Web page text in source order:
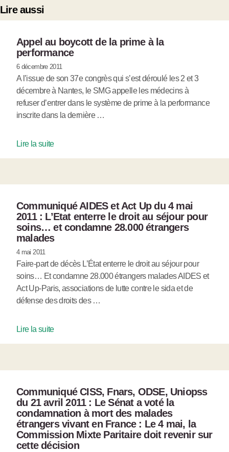
Lire aussi
Appel au boycott de la prime à la
performance
6 décembre 2011
A l’issue de son 37e congrès qui s’est déroulé les 2 et 3
décembre à Nantes, le SMG appelle les médecins à
refuser d’entrer dans le système de prime à la performance
inscrite dans la dernière …
Lire la suite
Communiqué AIDES et Act Up du 4 mai
2011 : L’Etat enterre le droit au séjour pour
soins… et condamne 28.000 étrangers
malades
4 mai 2011
Faire-part de décès L’État enterre le droit au séjour pour
soins… Et condamne 28.000 étrangers malades AIDES et
Act Up-Paris, associations de lutte contre le sida et de
défense des droits des …
Lire la suite
Communiqué CISS, Fnars, ODSE, Uniopss
du 21 avril 2011 : Le Sénat a voté la
condamnation à mort des malades
étrangers vivant en France : Le 4 mai, la
Commission Mixte Paritaire doit revenir sur
cette décision